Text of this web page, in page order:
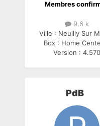
Membres
9.6 k
Ville : Neuilly Sur
Box : Home
Version : 4.570
PdB